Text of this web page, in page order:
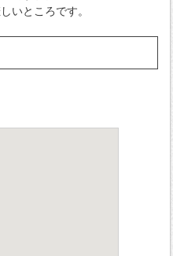
いところです。